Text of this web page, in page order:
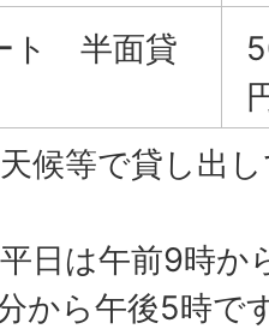
ト 半面貸
候等で貸し出
日は午前9時か
から午後5時で